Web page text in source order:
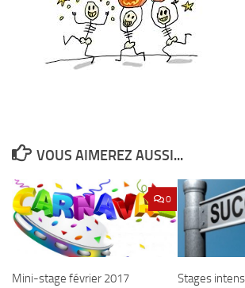
VOUS AIMEREZ AUSSI...
0
Mini-stage février 2017
Stages